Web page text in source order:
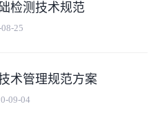
检测技术规范
25
术管理规范方案
09-04